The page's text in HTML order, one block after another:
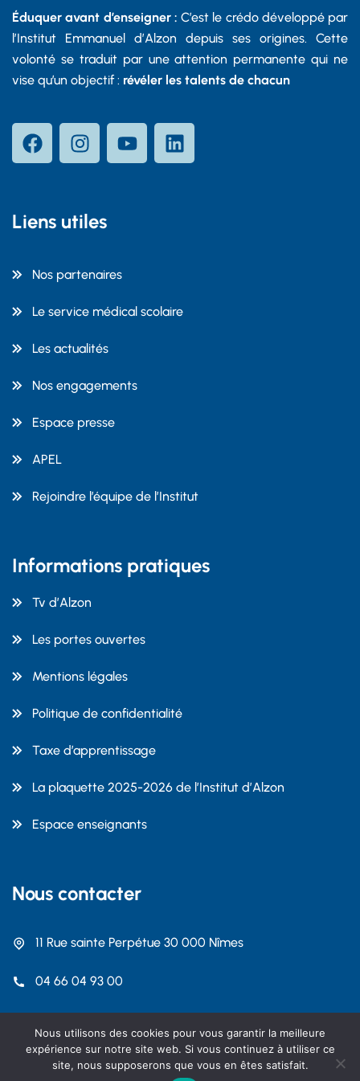
Éduquer avant d’enseigner : C’est le crédo développé par
l’Institut Emmanuel d’Alzon depuis ses origines. Cette
volonté se traduit par une attention permanente qui ne
vise qu’un objectif : révéler les talents de chacun
Liens utiles
Nos partenaires
Le service médical scolaire
Les actualités
Nos engagements
Espace presse
APEL
Rejoindre l’équipe de l’Institut
Informations pratiques
Tv d’Alzon
Les portes ouvertes
Mentions légales
Politique de confidentialité
Taxe d’apprentissage
La plaquette 2025-2026 de l’Institut d’Alzon
Espace enseignants
Nous contacter
11 Rue sainte Perpétue 30 000 Nîmes
04 66 04 93 00
Nous utilisons des cookies pour vous garantir la meilleure
expérience sur notre site web. Si vous continuez à utiliser ce
site, nous supposerons que vous en êtes satisfait.